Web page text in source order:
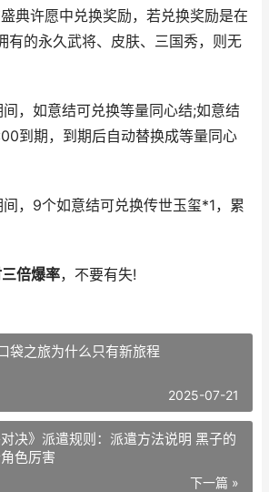
许愿中兑换奖励，若兑换奖励是在
有的永久武将、皮肤、三国秀，则无
如意结可兑换等量同心结;如意结
到期，到期后自动替换成等量同心
9个如意结可兑换传世玉玺*1，累
倍爆率，不要有失!
袋之旅为什么只有新旅程
2025-07-21
对决》派遣规则：派遣方法说明 黑子的
色厉害
下一篇 »